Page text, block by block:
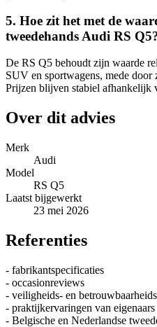
5. Hoe zit het met de
tweedehands Audi RS
De RS Q5 behoudt zijn waarde
SUV en sportwagens, mede door
Prijzen blijven stabiel afhankelijk
Over dit advies
Merk
Audi
Model
RS Q5
Laatst bijgewerkt
23 mei 2026
Referenties
- fabrikantspecificaties
- occasionreviews
- veiligheids- en
- praktijkervaringen van eigenaars
- Belgische en Nederlandse